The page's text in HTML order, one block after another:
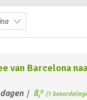
van Barcelona
/ 8,0 (1